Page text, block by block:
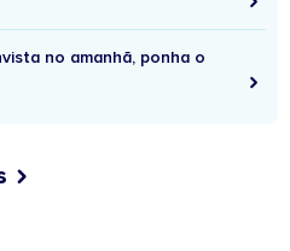
no amanhã, ponha o